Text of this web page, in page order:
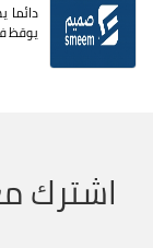
يوقظ
اشترك